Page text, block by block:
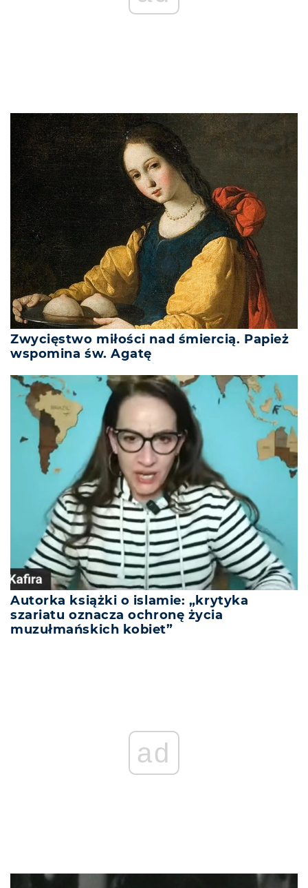
Zwycięstwo miłości nad śmiercią. Papież
wspomina św. Agatę
Autorka książki o islamie: „krytyka
szariatu oznacza ochronę życia
muzułmańskich kobiet”
ad